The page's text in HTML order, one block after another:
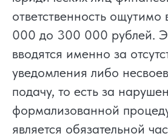
ответственность
000 до 300 000 рублей.
вводятся именно за
уведомления либо
подачу, то есть за
формализованной
является обязательной